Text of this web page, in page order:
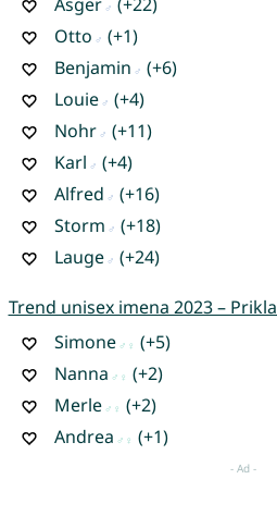
Otto
(+1)
Benjamin
(+6)
Louie
(+4)
Nohr
(+11)
Karl
(+4)
Alfred
(+16)
Storm
(+18)
Lauge
(+24)
Trend unisex imena 2023 –
Simone
(+5)
Nanna
(+2)
Merle
(+2)
Andrea
(+1)